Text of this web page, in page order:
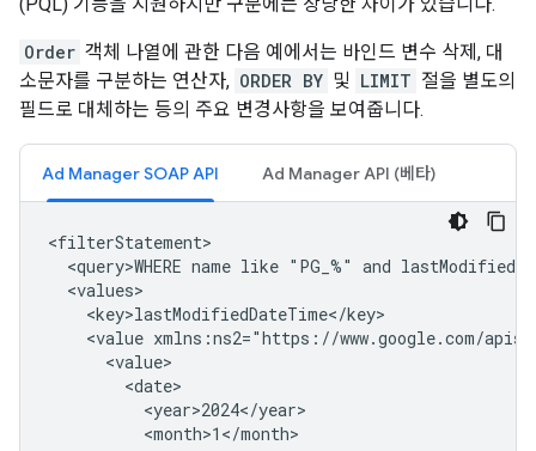
Order 객체 나열에 관한 다음 예에서는 바인드 변수 삭제, 대
소문자를 구분하는 연산자, ORDER BY 및 LIMIT 절을 별도의
필드로 대체하는 등의 주요 변경사항을 보여줍니다.
Ad Manager SOAP API Ad Manager API (베타)
<query>WHERE name like "PG_%" and
<value xmlns:ns2="https://www.google.com/